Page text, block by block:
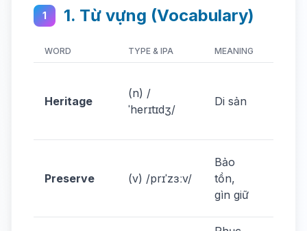
1 1. Từ vựng (Vocabulary)
WORD TYPE & IPA MEANING
Heritage
(n) /
ˈherɪtɪdʒ/
Di sản
Preserve (v) /prɪˈzɜːv/
Bảo
tồn,
gìn giữ